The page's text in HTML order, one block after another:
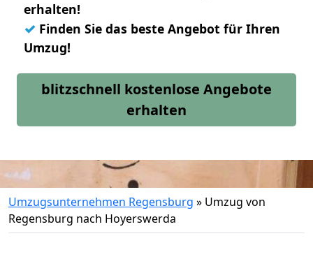
erhalten!
✓ Finden Sie das beste Angebot für Ihren
Umzug!
blitzschnell kostenlose Angebote
erhalten
Umzugsunternehmen Regensburg » Umzug von
Regensburg nach Hoyerswerda